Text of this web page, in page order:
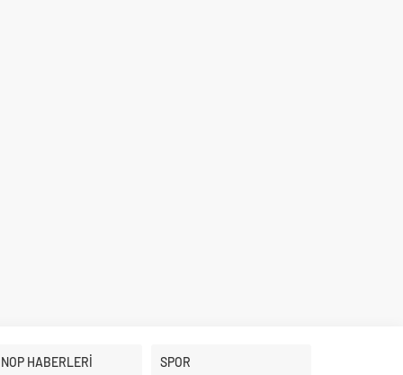
HABERLERİ SPOR